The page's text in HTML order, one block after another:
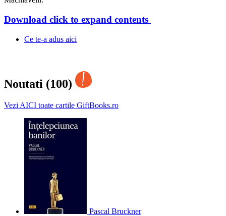
Download click to expand contents
Ce te-a adus aici
Noutati (100)
Vezi AICI toate cartile GiftBooks.ro
Pascal Bruckner